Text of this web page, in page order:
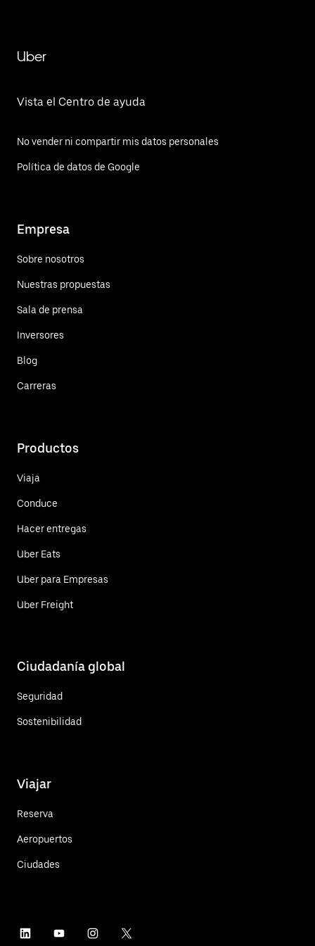
Uber
Vista el Centro de ayuda
No vender ni compartir mis datos personales
Política de datos de Google
Empresa
Sobre nosotros
Nuestras propuestas
Sala de prensa
Inversores
Blog
Carreras
Productos
Viaja
Conduce
Hacer entregas
Uber Eats
Uber para Empresas
Uber Freight
Ciudadanía global
Seguridad
Sostenibilidad
Viajar
Reserva
Aeropuertos
Ciudades